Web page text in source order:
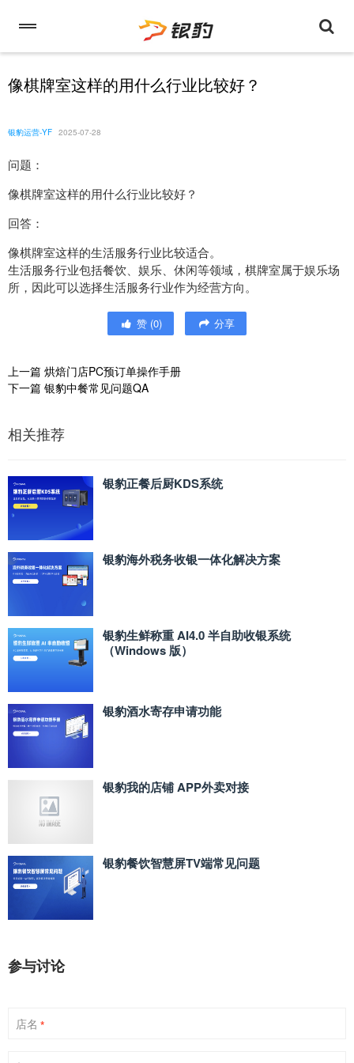
像棋牌室这样的用什么行业比较好？
银豹运营-YF 2025-07-28
问题：
像棋牌室这样的用什么行业比较好？
回答：
像棋牌室这样的生活服务行业比较适合。
生活服务行业包括餐饮、娱乐、休闲等领域，棋牌室属于娱乐场
所，因此可以选择生活服务行业作为经营方向。
赞 (0) 分享
上一篇 烘焙门店PC预订单操作手册
下一篇 银豹中餐常见问题QA
相关推荐
银豹正餐后厨KDS系统
银豹海外税务收银一体化解决方案
银豹生鲜称重 AI4.0 半自助收银系统
（Windows 版）
银豹酒水寄存申请功能
银豹我的店铺 APP外卖对接
银豹餐饮智慧屏TV端常见问题
参与讨论
店名 *